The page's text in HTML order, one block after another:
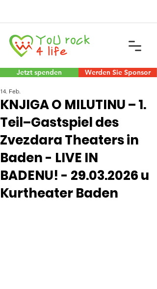
Jetzt spenden Werden Sie Sponsor
KNJIGA O MILUTINU – 1.
Teil–Gastspiel des
Zvezdara Theaters in
Baden - LIVE IN
BADENU! - 29.03.2026 u
Kurtheater Baden
14. Feb.